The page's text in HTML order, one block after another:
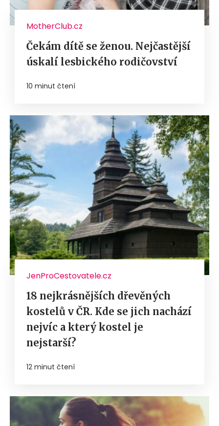
MotherClub.cz
Čekám dítě se ženou. Nejčastější
úskalí lesbického rodičovství
10 minut čtení
JenProCestovatele.cz
18 nejkrásnějších dřevěných
kostelů v ČR. Kde se jich nachází
nejvíc a který kostel je
nejstarší?
12 minut čtení